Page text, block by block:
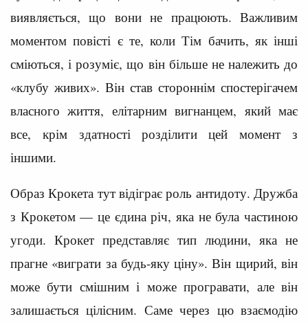
виявляється, що вони не працюють. Важливим
моментом повісті є те, коли Тім бачить, як інші
сміються, і розуміє, що він більше не належить до
«клубу живих». Він став стороннім спостерігачем
власного життя, елітарним вигнанцем, який має
все, крім здатності розділити цей момент з
іншими.
Образ Крокета тут відіграє роль антидоту. Дружба
з Крокетом — це єдина річ, яка не була частиною
угоди. Крокет представляє тип людини, яка не
прагне «виграти за будь-яку ціну». Він щирий, він
може бути смішним і може програвати, але він
залишається цілісним. Саме через цю взаємодію